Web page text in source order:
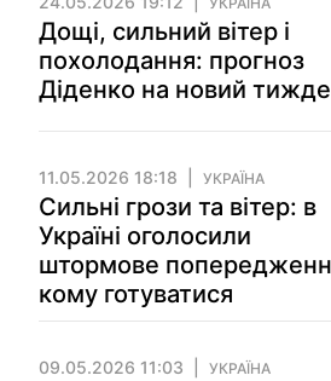
Дощі, сильний вітер і
похолодання: прогноз
Діденко на новий
11.05.2026 18:18 УКРАЇНА
Сильні грози та вітер: в
Україні оголосили
штормове
кому готуватися
09.05.2026 11:03 УКРАЇНА